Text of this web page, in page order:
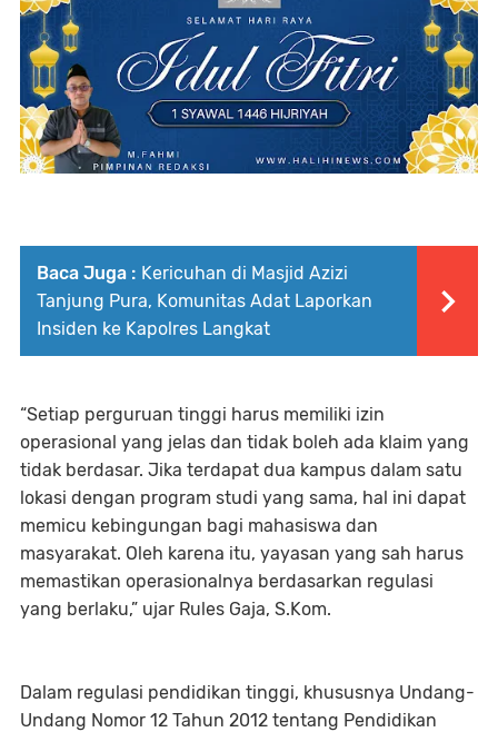
Baca Juga : Kericuhan di Masjid Azizi
Tanjung Pura, Komunitas Adat Laporkan
Insiden ke Kapolres Langkat
“Setiap perguruan tinggi harus memiliki izin
operasional yang jelas dan tidak boleh ada klaim yang
tidak berdasar. Jika terdapat dua kampus dalam satu
lokasi dengan program studi yang sama, hal ini dapat
memicu kebingungan bagi mahasiswa dan
masyarakat. Oleh karena itu, yayasan yang sah harus
memastikan operasionalnya berdasarkan regulasi
yang berlaku,” ujar Rules Gaja, S.Kom.
Dalam regulasi pendidikan tinggi, khususnya Undang-
Undang Nomor 12 Tahun 2012 tentang Pendidikan